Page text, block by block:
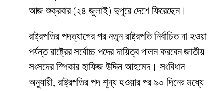
আজ শুক্রবার (২৪ জুলাই) দুপুরে দেশে ফিরেছেন।
রাষ্ট্রপতির পদত্যাগের পর নতুন রাষ্ট্রপতি নির্বাচিত না হওয়া
পর্যন্ত রাষ্ট্রের সর্বোচ্চ পদের দায়িত্ব পালন করবেন জাতীয়
সংসদের স্পিকার হাফিজ উদ্দিন আহমেদ। সংবিধান
অনুযায়ী, রাষ্ট্রপতির পদ শূন্য হওয়ার পর ৯০ দিনের মধ্যে